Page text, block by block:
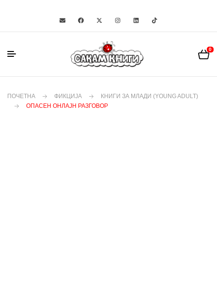
0
ПОЧЕТНА ФИКЦИЈА
КНИГИ ЗА МЛАДИ (YOUNG ADULT)
ОПАСЕН ОНЛАЈН РАЗГОВОР